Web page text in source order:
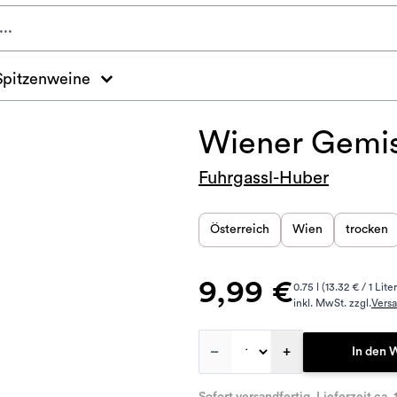
Wiener
Fuhrgassl-Huber
Österreich Wien trocken
9,99 €0.75 l (13.32 € / 1
inkl. MwSt. zzgl.
– + In den